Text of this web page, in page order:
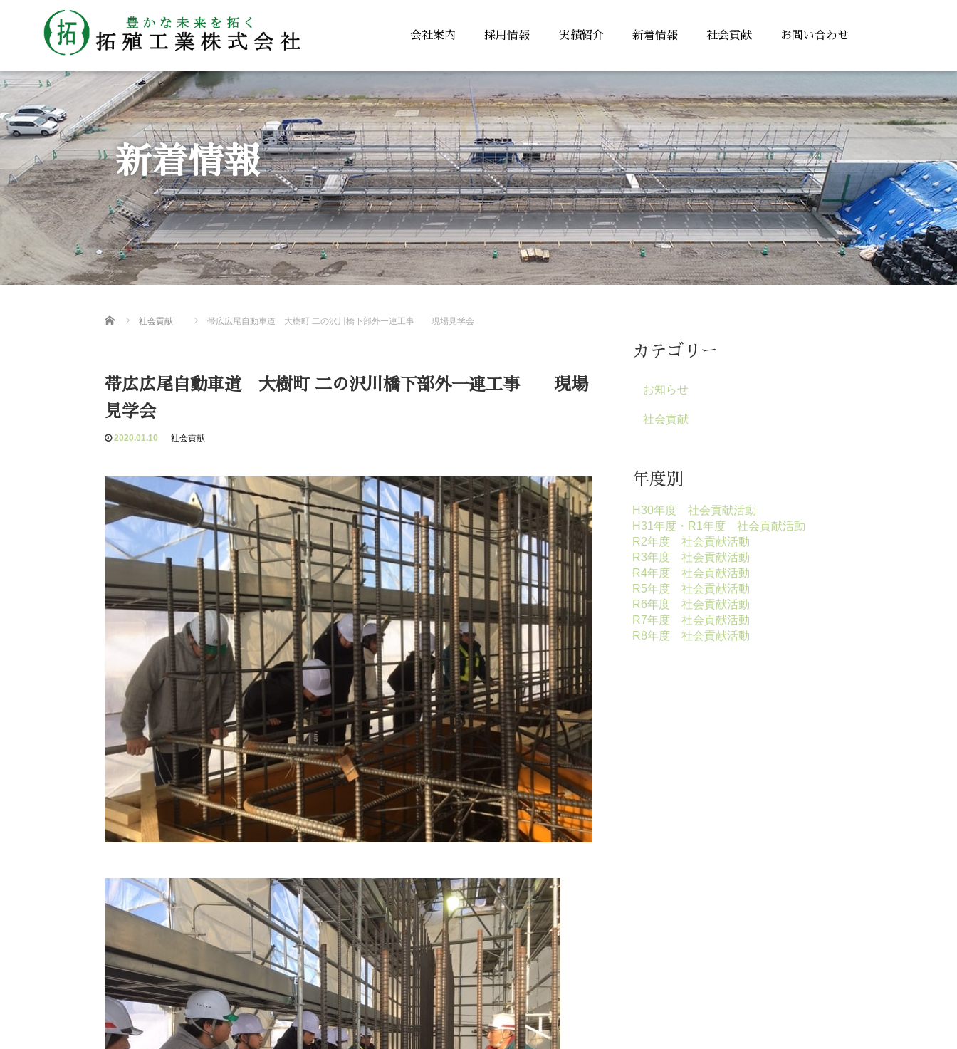
会社案内 採用情報 実績紹介 新着情報 社会貢献 お問い合わせ
新着情報
Home 社会貢献 帯広広尾自動車道 大樹町 二の沢川橋下部外一連工事 現場見学会
帯広広尾自動車道 大樹町 二の沢川橋下部外一連工事 現場
見学会
2020.01.10 社会貢献
カテゴリー
お知らせ
社会貢献
年度別
H30年度 社会貢献活動
H31年度・R1年度 社会貢献活動
R2年度 社会貢献活動
R3年度 社会貢献活動
R4年度 社会貢献活動
R5年度 社会貢献活動
R6年度 社会貢献活動
R7年度 社会貢献活動
R8年度 社会貢献活動